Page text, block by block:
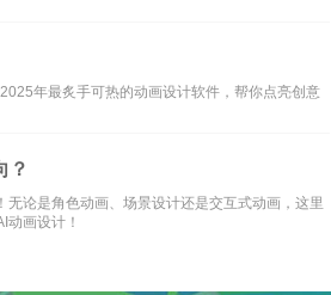
年最炙手可热的动画设计软件，帮你点亮创意
？
论是角色动画、场景设计还是交互式动画，这里
画设计！